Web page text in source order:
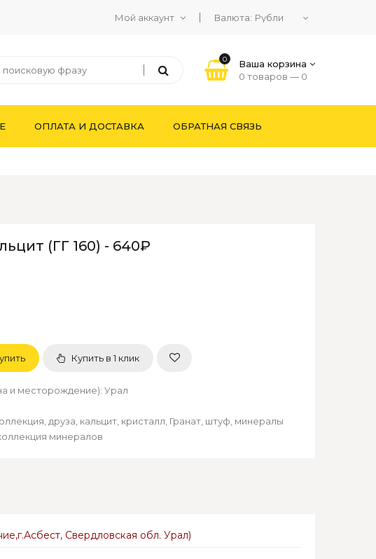
Мой аккаунт Валюта:
0
Ваша корзина
0 товаров — 0
ОПЛАТА И ДОСТАВКА ОБРАТНАЯ СВЯЗЬ
(ГГ 160) - 640₽
Купить в 1 клик
и месторождение): Урал
друза кальцит кристалл Гранат штуф минералы
минералов
Свердловская обл. Урал)